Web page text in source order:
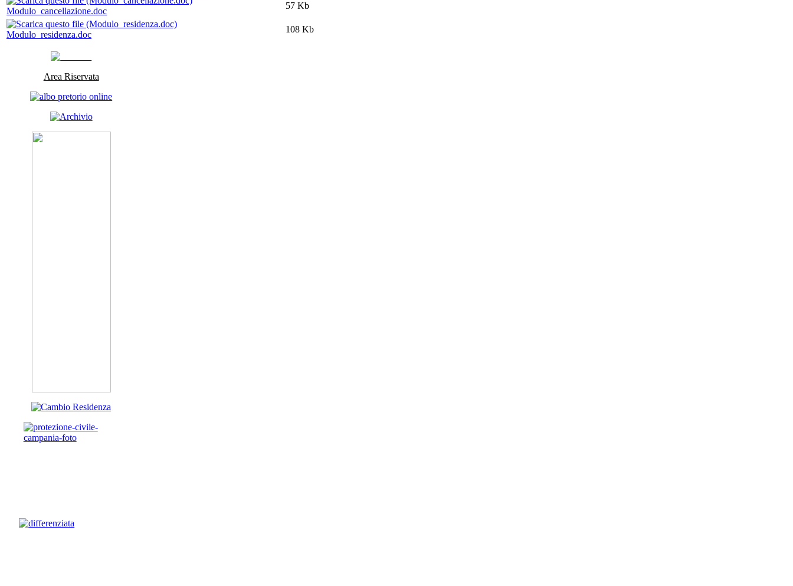
Modulo_cancellazione.doc
57 Kb
Modulo_residenza.doc
108 Kb
Area Riservata